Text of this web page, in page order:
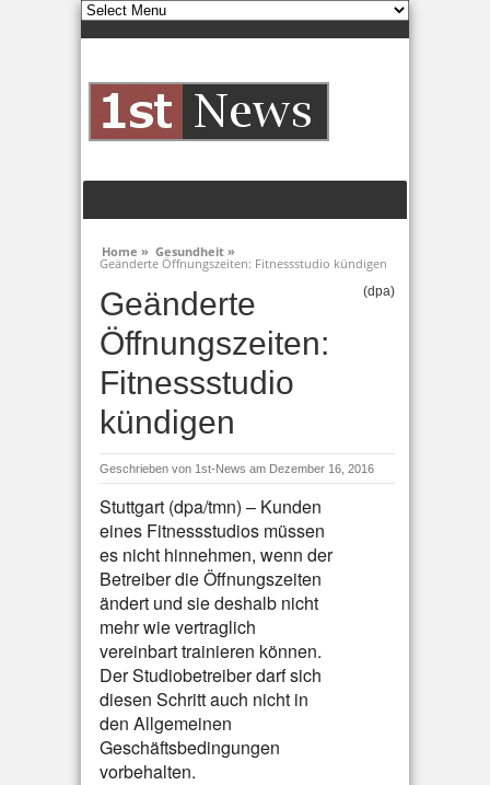
Home » Gesundheit »
Geänderte Öffnungszeiten: Fitnessstudio kündigen
Geänderte
Öffnungszeiten:
Fitnessstudio
kündigen
(dpa)
Geschrieben von 1st-News am Dezember 16, 2016
Stuttgart (dpa/tmn) – Kunden
eines Fitnessstudios müssen
es nicht hinnehmen, wenn der
Betreiber die Öffnungszeiten
ändert und sie deshalb nicht
mehr wie vertraglich
vereinbart trainieren können.
Der Studiobetreiber darf sich
diesen Schritt auch nicht in
den Allgemeinen
Geschäftsbedingungen
vorbehalten.